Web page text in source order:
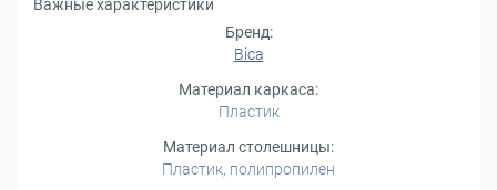
Важные характеристики
Бренд:
Bica
Материал каркаса:
Пластик
Материал столешницы:
Пластик, полипропилен